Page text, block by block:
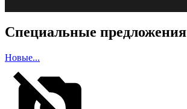
Специальные предложения
Новые...